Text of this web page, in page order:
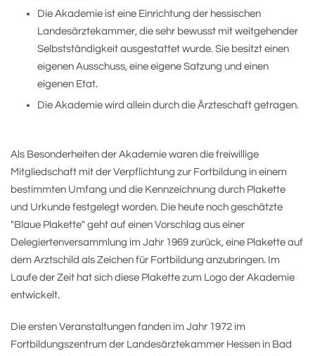
Die Akademie ist eine Einrichtung der hessischen
Landesärztekammer, die sehr bewusst mit weitgehender
Selbstständigkeit ausgestattet wurde. Sie besitzt einen
eigenen Ausschuss, eine eigene Satzung und einen
eigenen Etat.
Die Akademie wird allein durch die Ärzteschaft getragen.
Als Besonderheiten der Akademie waren die freiwillige
Mitgliedschaft mit der Verpflichtung zur Fortbildung in einem
bestimmten Umfang und die Kennzeichnung durch Plakette
und Urkunde festgelegt worden. Die heute noch geschätzte
"Blaue Plakette" geht auf einen Vorschlag aus einer
Delegiertenversammlung im Jahr 1969 zurück, eine Plakette auf
dem Arztschild als Zeichen für Fortbildung anzubringen. Im
Laufe der Zeit hat sich diese Plakette zum Logo der Akademie
entwickelt.
Die ersten Veranstaltungen fanden im Jahr 1972 im
Fortbildungszentrum der Landesärztekammer Hessen in Bad